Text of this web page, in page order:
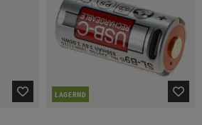
LAGERND